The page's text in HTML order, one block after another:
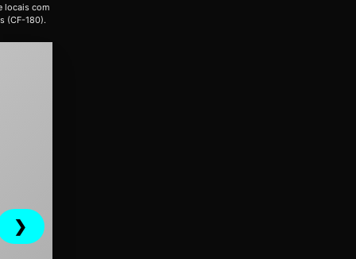
locais com
(CF-180).
❯